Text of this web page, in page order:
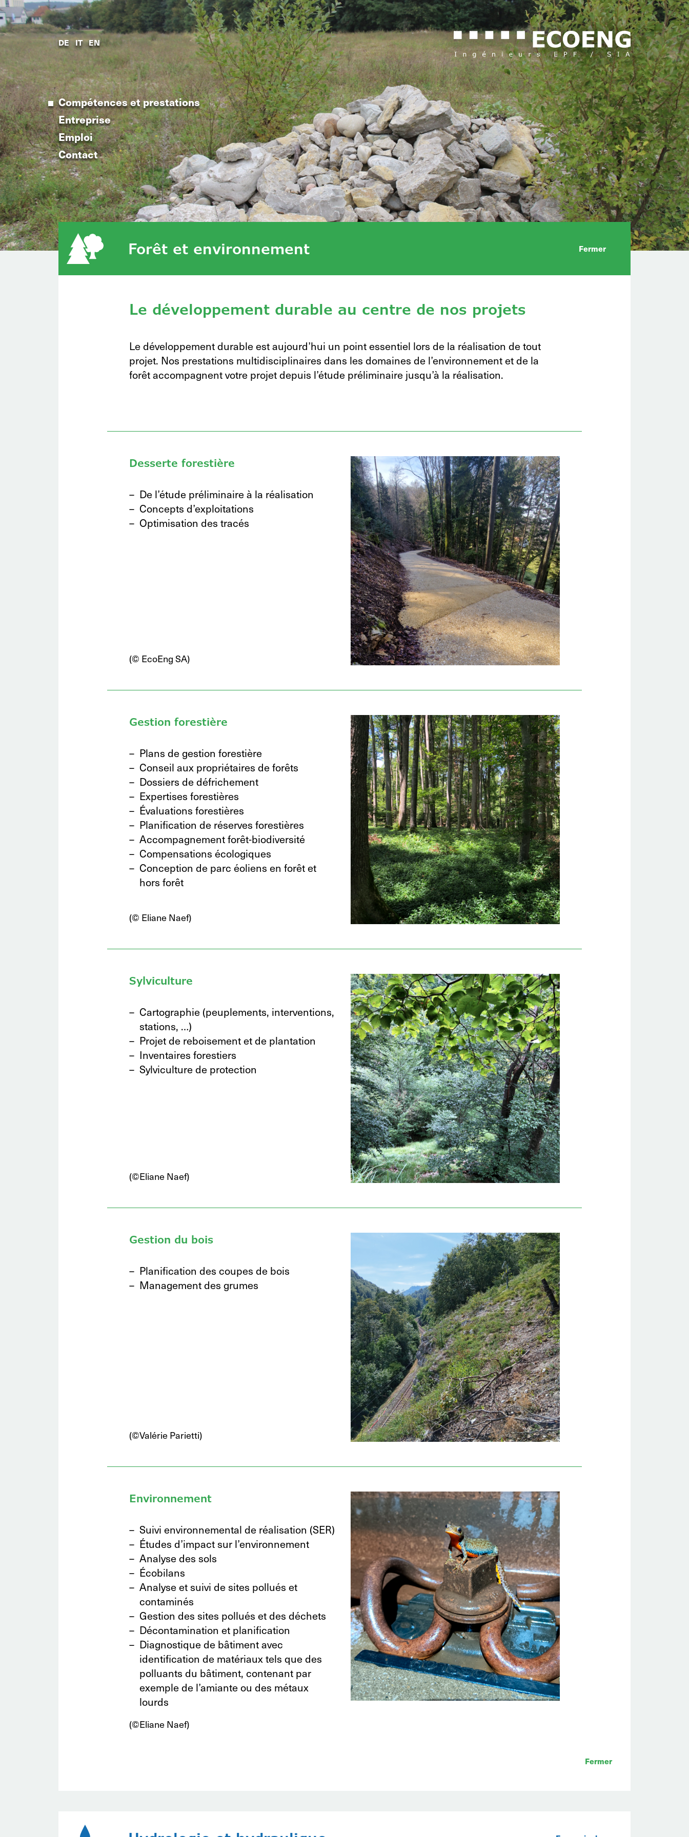
DE IT EN
Compétences et prestations
Entreprise
Emploi
Contact
Compétences et prestations
Entreprise
Emploi
Contact
DE IT EN
Forêt et environnement Fermer
Le développement durable au centre de nos projets
Le développement durable est aujourd’hui un point essentiel lors de la réalisation de tout
projet. Nos prestations multidisciplinaires dans les domaines de l’environnement et de la
forêt accompagnent votre projet depuis l’étude préliminaire jusqu’à la réalisation.
Desserte forestière
De l’étude préliminaire à la réalisation
Concepts d’exploitations
Optimisation des tracés
(© EcoEng SA)
Gestion forestière
Plans de gestion forestière
Conseil aux propriétaires de forêts
Dossiers de défrichement
Expertises forestières
Évaluations forestières
Planification de réserves forestières
Accompagnement forêt-biodiversité
Compensations écologiques
Conception de parc éoliens en forêt et
hors forêt
(© Eliane Naef)
Sylviculture
Cartographie (peuplements, interventions,
stations, …)
Projet de reboisement et de plantation
Inventaires forestiers
Sylviculture de protection
(©Eliane Naef)
Gestion du bois
Planification des coupes de bois
Management des grumes
(©Valérie Parietti)
Environnement
Suivi environnemental de réalisation (SER)
Études d’impact sur l’environnement
Analyse des sols
Écobilans
Analyse et suivi de sites pollués et
contaminés
Gestion des sites pollués et des déchets
Décontamination et planification
Diagnostique de bâtiment avec
identification de matériaux tels que des
polluants du bâtiment, contenant par
exemple de l’amiante ou des métaux
lourds
(©Eliane Naef)
Fermer